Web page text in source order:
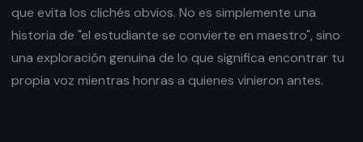
que evita los clichés obvios. No es simplemente una
historia de "el estudiante se convierte en maestro", sino
una exploración genuina de lo que significa encontrar tu
propia voz mientras honras a quienes vinieron antes.